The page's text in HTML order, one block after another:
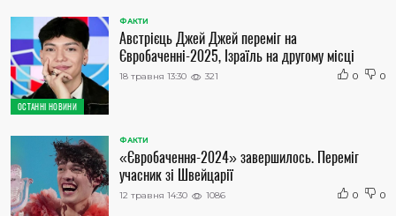
ОСТАННІ НОВИНИ
ФАКТИ
Австрієць Джей Джей переміг на
Євробаченні-2025, Ізраїль на другому місці
18 травня 13:30 321 0 0
ФАКТИ
«Євробачення-2024» завершилось. Переміг
учасник зі Швейцарії
12 травня 14:30 1086 0 0